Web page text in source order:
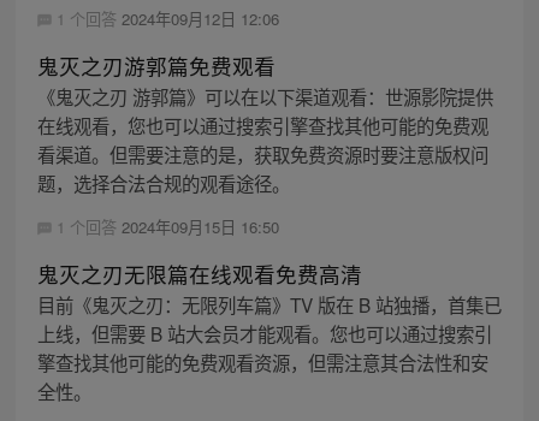
1 个回答 2024年09月12日 12:06
鬼灭之刃游郭篇免费观看
《鬼灭之刃 游郭篇》可以在以下渠道观看：世源影院提供
在线观看，您也可以通过搜索引擎查找其他可能的免费观
看渠道。但需要注意的是，获取免费资源时要注意版权问
题，选择合法合规的观看途径。
1 个回答 2024年09月15日 16:50
鬼灭之刃无限篇在线观看免费高清
目前《鬼灭之刃：无限列车篇》TV 版在 B 站独播，首集已
上线，但需要 B 站大会员才能观看。您也可以通过搜索引
擎查找其他可能的免费观看资源，但需注意其合法性和安
全性。